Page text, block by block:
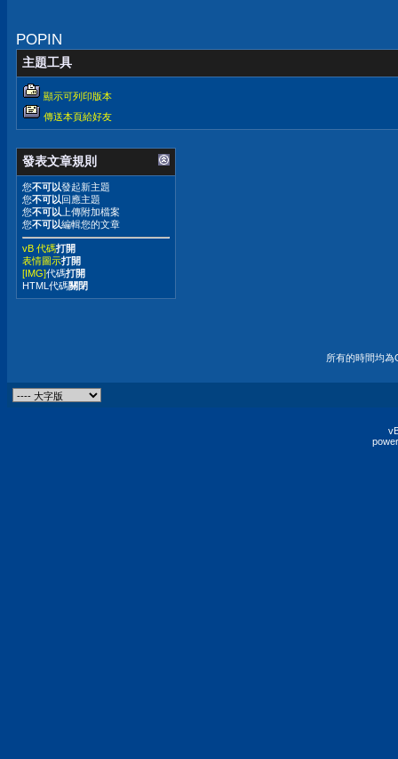
POPIN
主題工具
顯示可列印版本
傳送本頁給好友
發表文章規則
您不可以發起新主題
您不可以 回應主題
您不可以 上傳附加檔案
您不可以編輯您的文章
vB 代碼打開
表情圖示打開
[IMG]代碼打開
HTML代碼關閉
所有的時間均為